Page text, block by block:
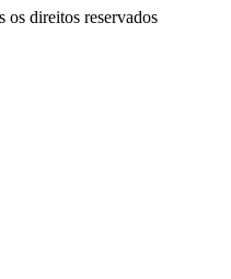
direitos reservados